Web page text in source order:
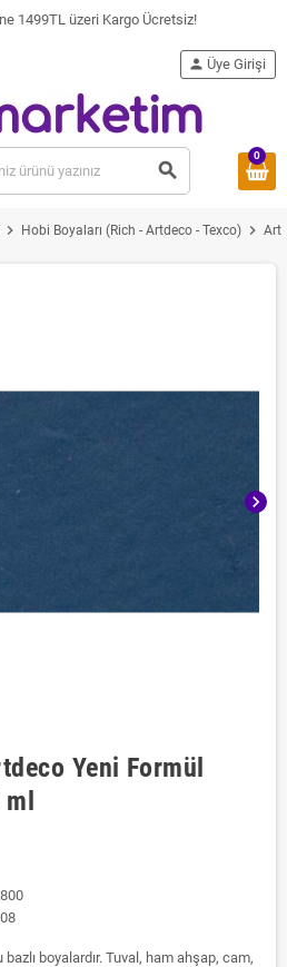
1499TL üzeri Kargo Ücretsiz!
search
person Üye Girişi
0
chevron_right Hobi Boyaları (Rich - Artdeco - Texco) chevron_right
chevron_right
Yeni Formül
boyalardır. Tuval, ham ahşap, cam,